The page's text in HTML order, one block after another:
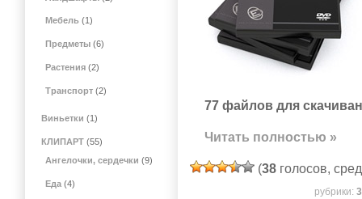
77 файлов для
Читать полностью »
(38 голосов,
рубрики:
Мебель (1)
Предметы (6)
Растения (2)
Транспорт (2)
Виньетки (1)
КЛИПАРТ(55)
Ангелочки, сердечки (9)
Еда (4)